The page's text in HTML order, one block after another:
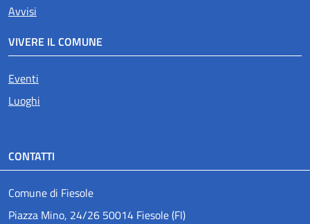
Avvisi
VIVERE IL COMUNE
Eventi
Luoghi
CONTATTI
Comune di Fiesole
Piazza Mino, 24/26 50014 Fiesole (FI)